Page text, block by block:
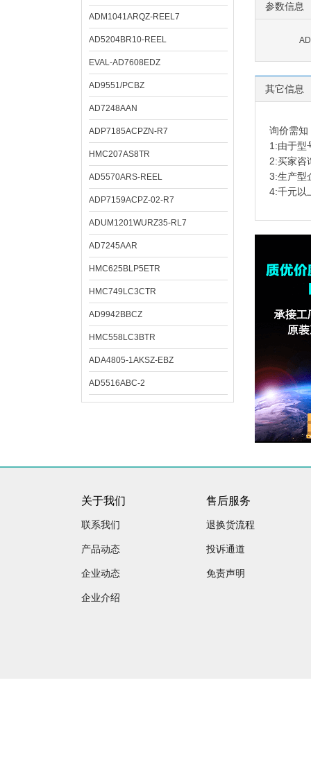
ADM1041ARQZ-REEL7
AD5204BR10-REEL
EVAL-AD7608EDZ
AD9551/PCBZ
AD7248AAN
ADP7185ACPZN-R7
HMC207AS8TR
AD5570ARS-REEL
ADP7159ACPZ-02-R7
ADUM1201WURZ35-RL7
AD7245AAR
HMC625BLP5ETR
HMC749LC3CTR
AD9942BBCZ
HMC558LC3BTR
ADA4805-1AKSZ-EBZ
AD5516ABC-2
参数信息
其它信息
询价需知
1:由于型
2:买家咨
3:生产型
4:千元以
关于我们
联系我们
产品动态
企业动态
企业介绍
售后服务
退换货流程
投诉通道
免责声明